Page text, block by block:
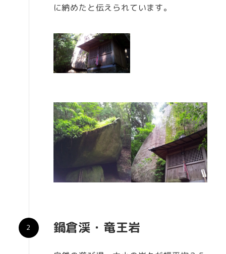
に納めたと伝えられています。
鍋倉渓・竜王岩